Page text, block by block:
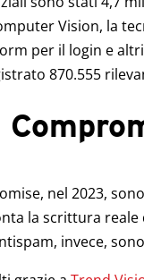
Vision, la
per il login e
870.555
nel 2023, sono
la scrittura
invece,